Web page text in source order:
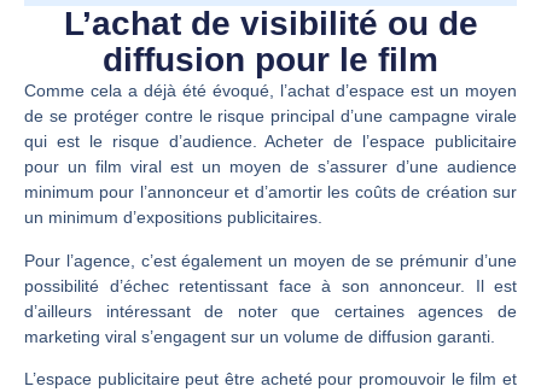
L’achat de visibilité ou de
diffusion pour le film
Comme cela a déjà été évoqué, l’achat d’espace est un moyen
de se protéger contre le risque principal d’une campagne virale
qui est le risque d’audience. Acheter de l’espace publicitaire
pour un film viral est un moyen de s’assurer d’une audience
minimum pour l’annonceur et d’amortir les coûts de création sur
un minimum d’expositions publicitaires.
Pour l’agence, c’est également un moyen de se prémunir d’une
possibilité d’échec retentissant face à son annonceur. Il est
d’ailleurs intéressant de noter que certaines agences de
marketing viral s’engagent sur un volume de diffusion garanti.
L’espace publicitaire peut être acheté pour promouvoir le film et